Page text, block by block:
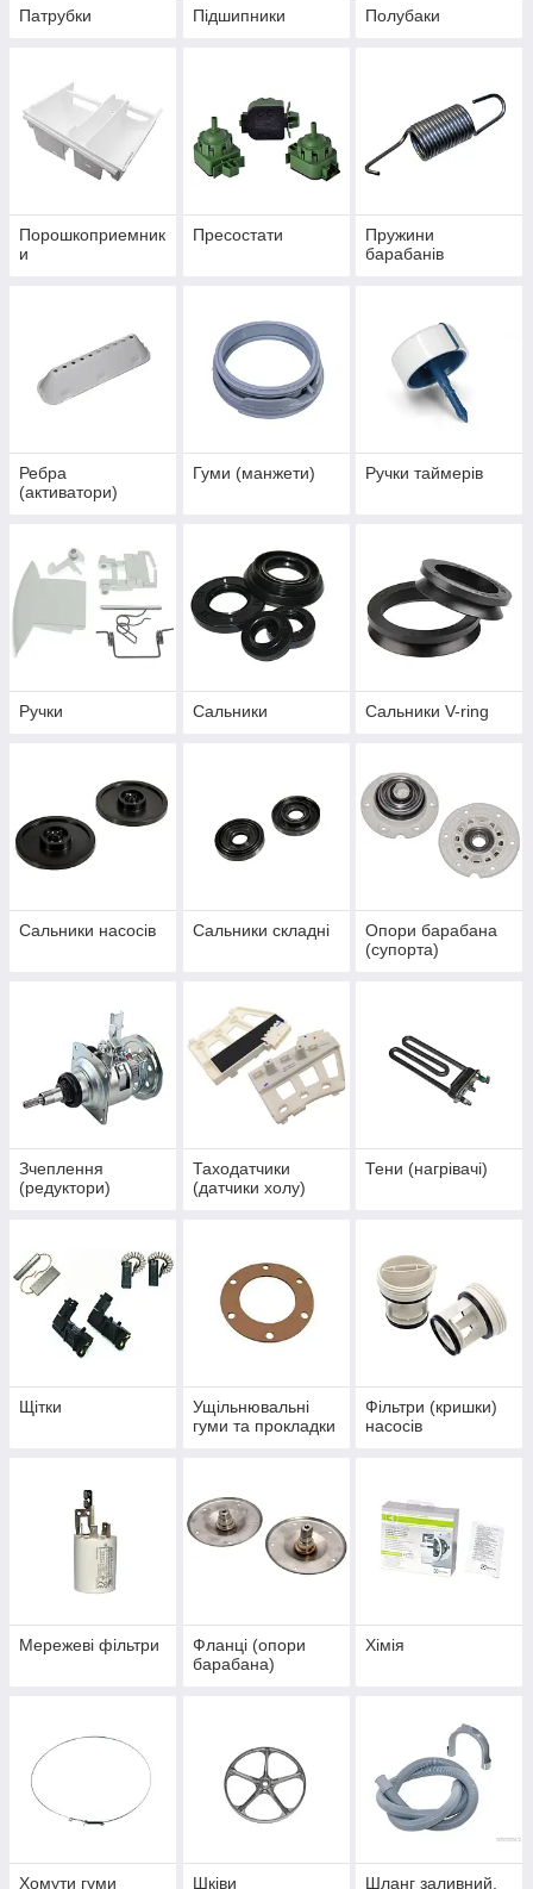
Патрубки Підшипники Полубаки
Порошкоприемник
и
Пресостати
Пружини
барабанів
Ребра
(активатори)
Гуми (манжети) Ручки таймерів
Ручки Сальники Сальники V-ring
Сальники насосів Сальники складні
Опори барабана
(супорта)
Зчеплення
(редуктори)
Таходатчики
(датчики холу)
Тени (нагрівачі)
Щітки
Ущільнювальні
гуми та прокладки
Фільтри (кришки)
насосів
Мережеві фільтри
Фланці (опори
барабана)
Хімія
Хомути гуми Шківи Шланг заливний,